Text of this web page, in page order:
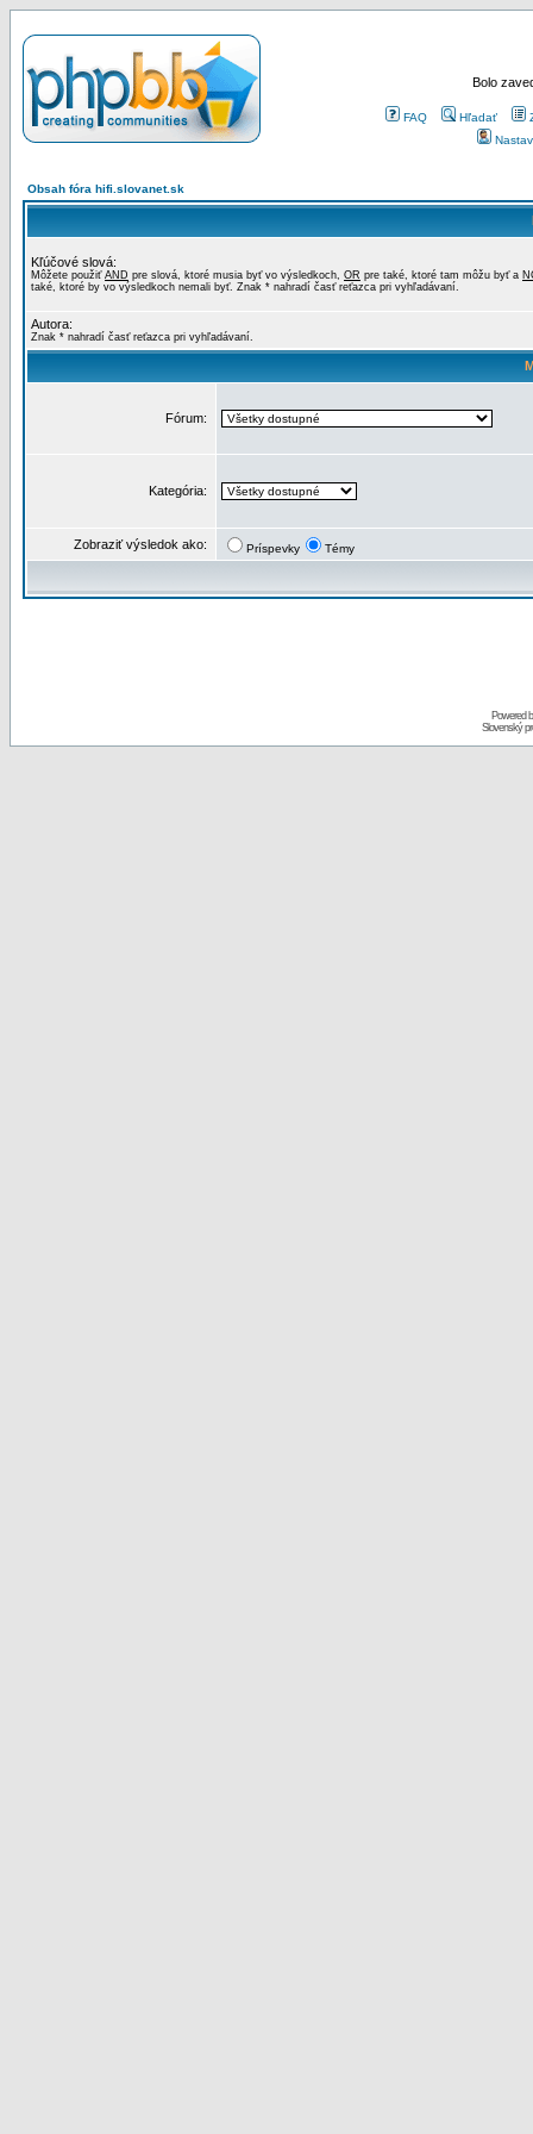
Bolo
FAQ Hľadať
Obsah fóra hifi.slovanet.sk
Kľúčové slová:
Môžete použiť AND pre slová, ktoré musia byť vo výsledkoch, OR pre také, ktoré tam môžu byť a
také, ktoré by vo výsledkoch nemali byť. Znak * nahradí časť reťazca pri vyhľadávaní.
Autora:
Znak * nahradí časť reťazca pri vyhľadávaní.
Fórum:
Kategória:
Zobraziť výsledok ako: Príspevky Témy
Powered
Slovenský